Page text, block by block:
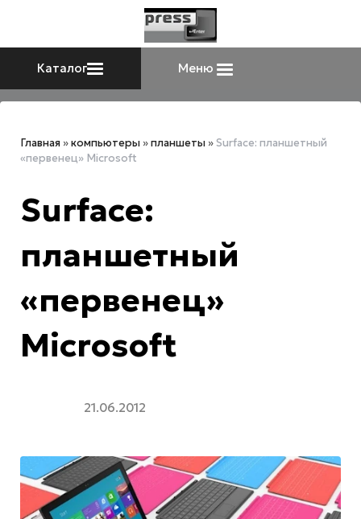
Каталог Меню
Главная »компьютеры »планшеты »Surface: планшетный
«первенец» Microsoft
Surface:
планшетный
«первенец»
Microsoft
21.06.2012